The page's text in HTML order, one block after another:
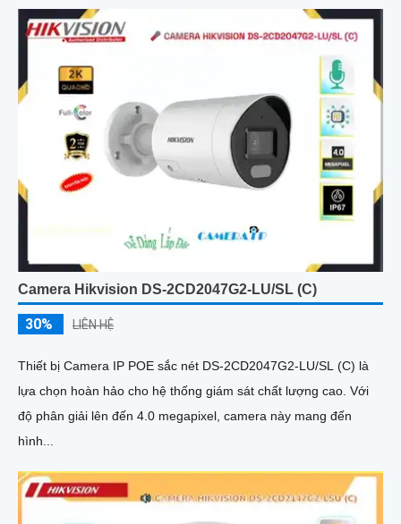
Camera Hikvision DS-2CD2047G2-LU/SL (C)
30% LIÊN HỆ
Thiết bị Camera IP POE sắc nét DS-2CD2047G2-LU/SL (C) là
lựa chọn hoàn hảo cho hệ thống giám sát chất lượng cao. Với
độ phân giải lên đến 4.0 megapixel, camera này mang đến
hình...